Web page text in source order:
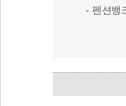
- 펜션뱅